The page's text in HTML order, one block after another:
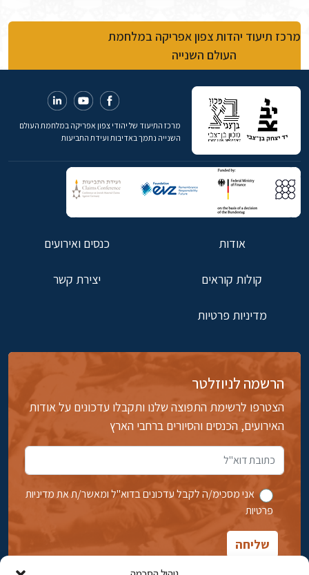
מרכז תיעוד יהדות צפון אפריקה במלחמת
העולם השנייה
מרכז התיעוד של יהודי צפון אפריקה במלחמת העולם
השנייה נתמך באדיבות ועידת התביעות
אודות כנסים ואירועים
קולות קוראים יצירת קשר
מדיניות פרטיות
הרשמה לניוזלטר
הצטרפו לרשימת התפוצה שלנו ותקבלו עדכונים על אודות
האירועים, הכנסים והסיורים ברחבי הארץ
אני מסכימ/ה לקבל עדכונים בדוא''ל ומאשר/ת את מדיניות
פרטיות